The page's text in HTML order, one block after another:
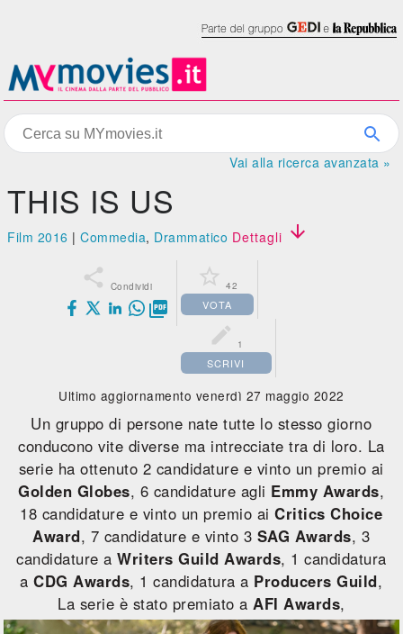
Vai alla ricerca avanzata »
THIS IS US
Film 2016 |Commedia, Drammatico Dettagli 
 Condividi

 42
VOTA
 1
SCRIVI
Ultimo aggiornamento venerdì 27 maggio 2022
Un gruppo di persone nate tutte lo stesso giorno
conducono vite diverse ma intrecciate tra di loro. La
serie ha ottenuto 2 candidature e vinto un premio ai
Golden Globes, 6 candidature agli Emmy Awards,
18 candidature e vinto un premio aiCritics Choice
Award, 7 candidature e vinto 3 SAG Awards, 3
candidature aWriters Guild Awards, 1 candidatura
aCDG Awards, 1 candidatura a Producers Guild,
La serie è stato premiato aAFI Awards,